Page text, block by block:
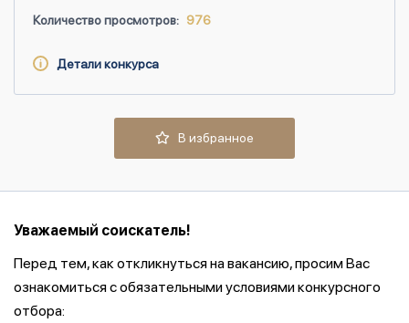
Количество просмотров: 976
Детали конкурса
В избранное
Уважаемый соискатель!
Перед тем, как откликнуться на вакансию, просим Вас
ознакомиться с обязательными условиями конкурсного
отбора: